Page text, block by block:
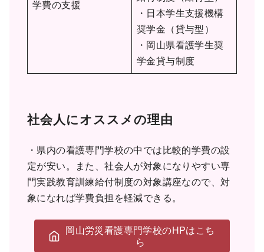
学費の支援
・日本学生支援機構
奨学金（貸与型）
・岡山県看護学生奨
学金貸与制度
社会人にオススメの理由
・県内の看護専門学校の中では比較的学費の設
定が安い。また、社会人が対象になりやすい専
門実践教育訓練給付制度の対象講座なので、対
象になれば学費負担を軽減できる。
岡山労災看護専門学校のHPはこち
ら